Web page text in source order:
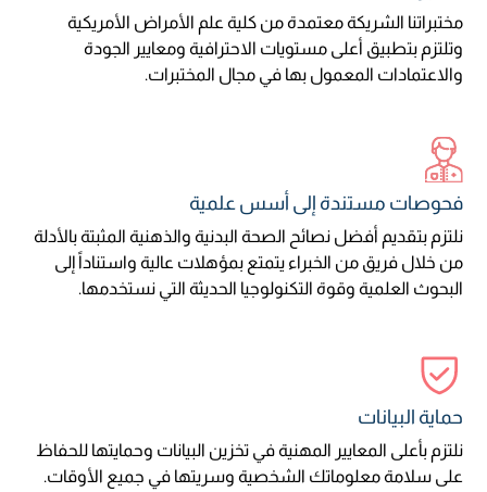
مختبراتنا الشريكة معتمدة من كلية علم الأمراض الأمريكية
وتلتزم بتطبيق أعلى مستويات الاحترافية ومعايير الجودة
والاعتمادات المعمول بها في مجال المختبرات.
فحوصات مستندة إلى أسس علمية
نلتزم بتقديم أفضل نصائح الصحة البدنية والذهنية المثبتة بالأدلة
من خلال فريق من الخبراء يتمتع بمؤهلات عالية واستناداً إلى
البحوث العلمية وقوة التكنولوجيا الحديثة التي نستخدمها.
حماية البيانات
نلتزم بأعلى المعايير المهنية في تخزين البيانات وحمايتها للحفاظ
على سلامة معلوماتك الشخصية وسريتها في جميع الأوقات.